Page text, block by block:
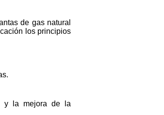
de gas natural
los principios
y la mejora de la